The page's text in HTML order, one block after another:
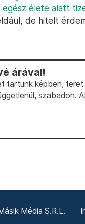
egész élete alatt
de hitelt
árával!
tartunk képben, teret
szabadon.
Média S.R.L.